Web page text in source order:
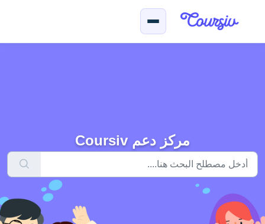
مركز دعم Coursiv